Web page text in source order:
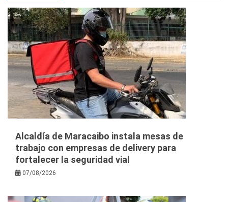
Alcaldía de Maracaibo instala mesas de
trabajo con empresas de delivery para
fortalecer la seguridad vial
07/08/2026